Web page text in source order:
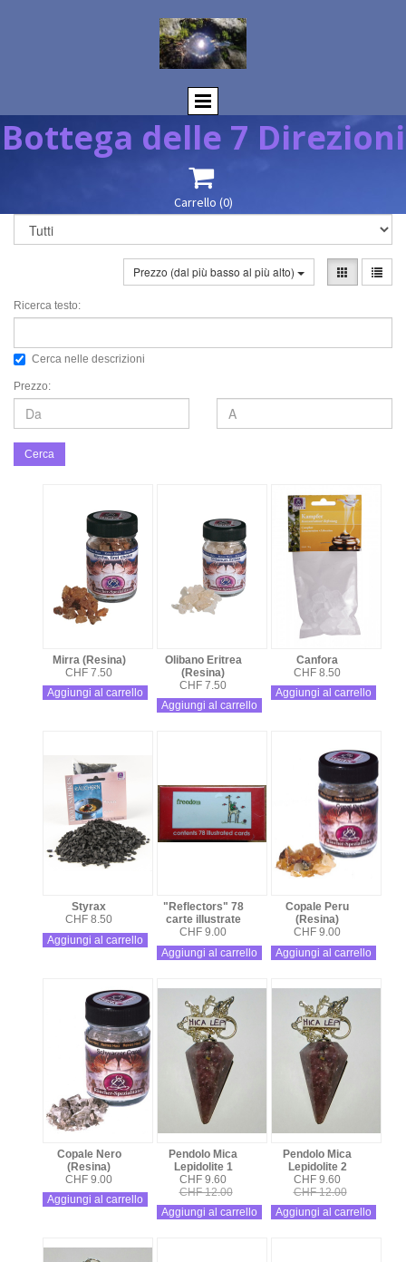
Bottega delle 7 Direzioni

Carrello (0)
Prezzo (dal più basso al più alto)
Ricerca testo:
Cerca nelle descrizioni
Prezzo:
Cerca
Mirra (Resina)
CHF 7.50
Aggiungi al carrello
Olibano Eritrea
(Resina)
CHF 7.50
Aggiungi al carrello
Canfora
CHF 8.50
Aggiungi al carrello
Styrax
CHF 8.50
Aggiungi al carrello
"Reflectors" 78
carte illustrate
CHF 9.00
Aggiungi al carrello
Copale Peru
(Resina)
CHF 9.00
Aggiungi al carrello
Copale Nero
(Resina)
CHF 9.00
Aggiungi al carrello
Pendolo Mica
Lepidolite 1
CHF 9.60
CHF 12.00
Aggiungi al carrello
Pendolo Mica
Lepidolite 2
CHF 9.60
CHF 12.00
Aggiungi al carrello